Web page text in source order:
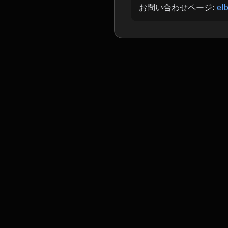
お問い合わせページ: